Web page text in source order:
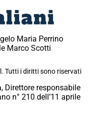
Maria Perrino
Marco Scotti
Tutti i diritti sono riservati
Direttore responsabile
n° 210 dell’11 aprile